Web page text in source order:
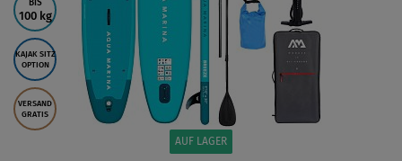
BIS
100 kg
KAJAK SITZ
OPTION
VERSAND
GRATIS
AUF LAGER